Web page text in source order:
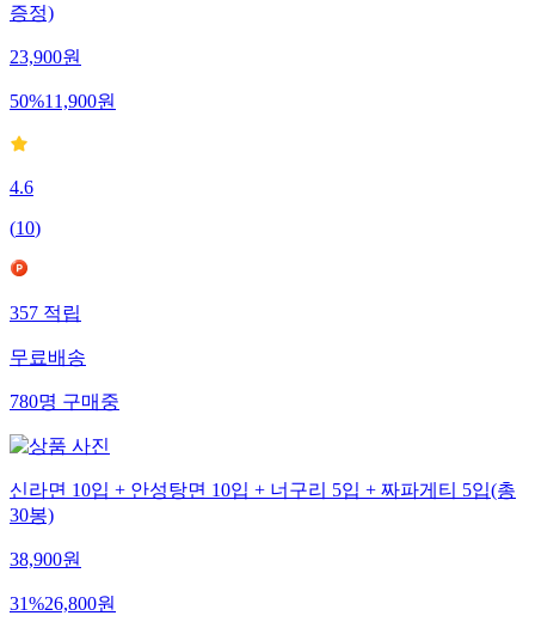
증정)
23,900원
50%11,900원
4.6
(10)
357 적립
무료배송
780명 구매중
신라면 10입 + 안성탕면 10입 + 너구리 5입 + 짜파게티 5입(총
30봉)
38,900원
31%26,800원